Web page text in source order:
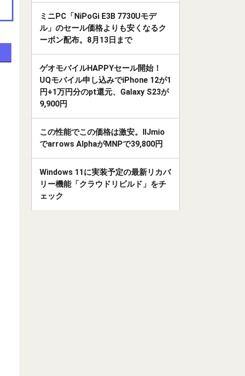
ミニPC「NiPoGi E3B 7730Uモデ
ル」のセール価格よりも安くなるク
ーポン配布。8月13日まで
ゲオモバイルHAPPYセール開始！
UQモバイル申し込みでiPhone 12が1
円+1万円分のpt還元、Galaxy S23が
9,900円
この性能でこの価格は激安。IIJmio
でarrows AlphaがMNPで39,800円
Windows 11に実装予定の最新リカバ
リー機能「クラウドリビルド」をチ
ェック